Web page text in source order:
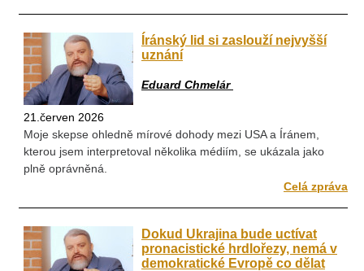
Íránský lid si zaslouží nejvyšší
uznání
Eduard Chmelár
21.červen 2026
Moje skepse ohledně mírové dohody mezi USA a Íránem,
kterou jsem interpretoval několika médiím, se ukázala jako
plně oprávněná.
Celá zpráva
Dokud Ukrajina bude uctívat
pronacistické hrdlořezy, nemá v
demokratické Evropě co dělat